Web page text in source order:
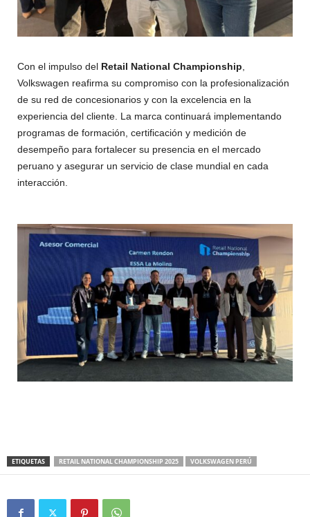
Con el impulso del Retail National Championship
Volkswagen reafirma su compromiso con la profesionalización
de su red de concesionarios y con la excelencia en la
experiencia del cliente. La marca continuará implementando
programas de formación, certificación y medición de
desempeño para fortalecer su presencia en el mercado
peruano y asegurar un servicio de clase mundial en cada
interacción.
ETIQUETAS RETAIL NATIONAL CHAMPIONSHIP 2025 VOLKSWAGEN PERÚ